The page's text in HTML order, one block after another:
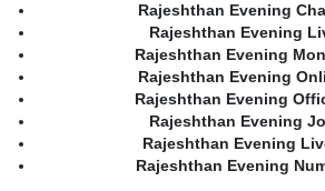
Rajeshthan Evening
Rajeshthan Evening
Rajeshthan Evening
Rajeshthan Evening
Rajeshthan Evening
Rajeshthan Evening
Rajeshthan Evening
Rajeshthan Evening